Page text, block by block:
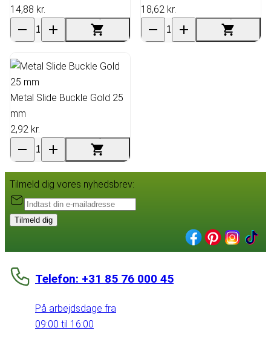
14,88 kr.
18,62 kr.
Metal Slide Buckle Gold 25
mm
2,92 kr.
Tilmeld dig vores nyhedsbrev:
Tilmeld dig
Telefon: +31 85 76 000 45
På arbejdsdage fra
09:00 til 16:00